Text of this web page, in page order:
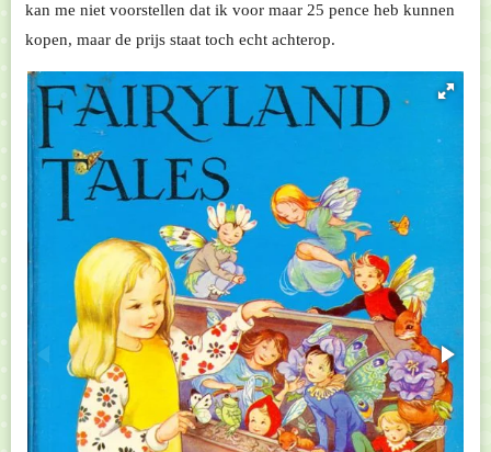
kan me niet voorstellen dat ik voor maar 25 pence heb kunnen
kopen, maar de prijs staat toch echt achterop.